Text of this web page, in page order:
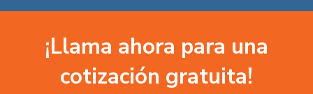
¡Llama ahora para una
cotización gratuita!